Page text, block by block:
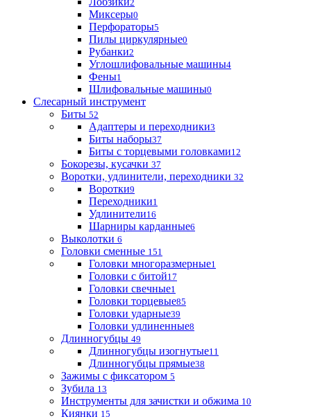
2
Миксеры0
Перфораторы5
Пилы циркулярные0
Рубанки2
Углошлифовальные машины4
Фены1
Шлифовальные машины0
Слесарный инструмент
Биты 52
Адаптеры и переходники3
Биты наборы37
Биты с торцевыми головками12
Бокорезы, кусачки 37
Воротки, удлинители, переходники 32
Воротки9
Переходники1
Удлинители16
Шарниры карданные6
Выколотки 6
Головки сменные 151
Головки многоразмерные1
Головки с битой17
Головки свечные1
Головки торцевые85
Головки ударные39
Головки удлиненные8
Длинногубцы 49
Длинногубцы изогнутые11
Длинногубцы прямые38
Зажимы с фиксатором 5
Зубила 13
Инструменты для зачистки и обжима 10
Киянки 15